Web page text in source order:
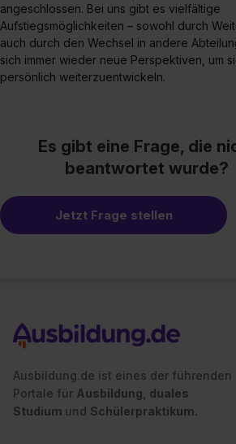
angeschlossen. Bei uns gibt es vielfältige
Aufstiegsmöglichkeiten – sowohl durch
auch durch den Wechsel in andere
sich immer wieder neue Perspektiven, um
persönlich weiterzuentwickeln.
Es gibt eine Frage, die
beantwortet wurde?
Jetzt Frage stellen
Ausbildung.de ist eines der führenden
Portale für Ausbildung, duales
Studium und Schülerpraktikum.